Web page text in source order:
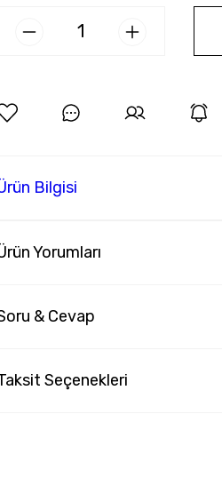
Bilgisi
Yorumları
& Cevap
Seçenekleri